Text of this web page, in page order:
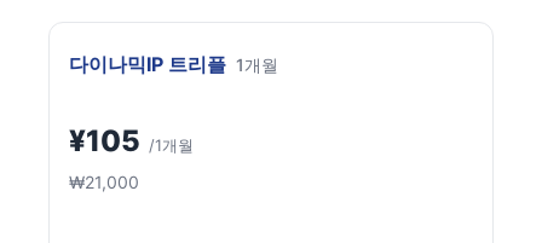
다이나믹IP 트리플 1개월
¥105 /1개월
₩21,000